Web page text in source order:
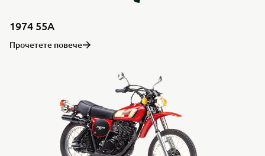
1974 55A
Прочетете повече